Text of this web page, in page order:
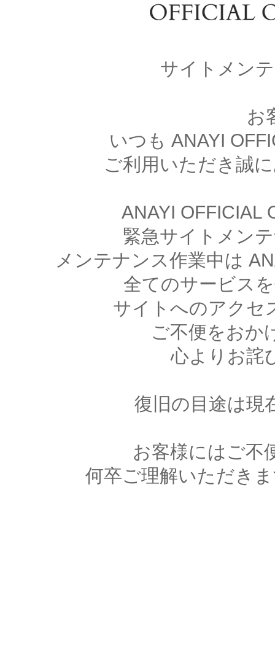
サイトメン
お
いつも ANAYI
ご利用いただき誠
ANAYI OFFICIAL
緊急サイトメン
メンテナンス作業中は
全てのサービス
サイトへのアクセ
ご不便をおか
心よりお詫
復旧の目途は現
お客様にはご不
何卒ご理解いただき